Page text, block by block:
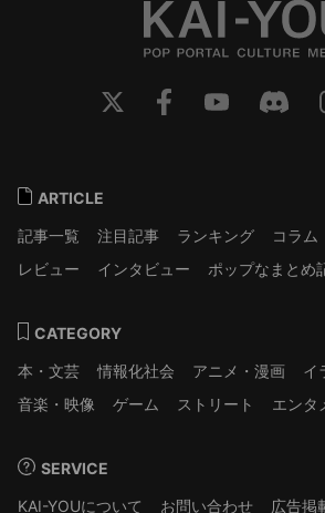
ARTICLE
記事一覧
注目記事 ランキング コラム
レビュー
インタビュー ポップなまとめ
CATEGORY
本・文芸
情報化社会 アニメ・漫画
イ
音楽・映像
ゲーム ストリート エンタ
SERVICE
KAI-YOUについて
お問い合わせ 広告掲